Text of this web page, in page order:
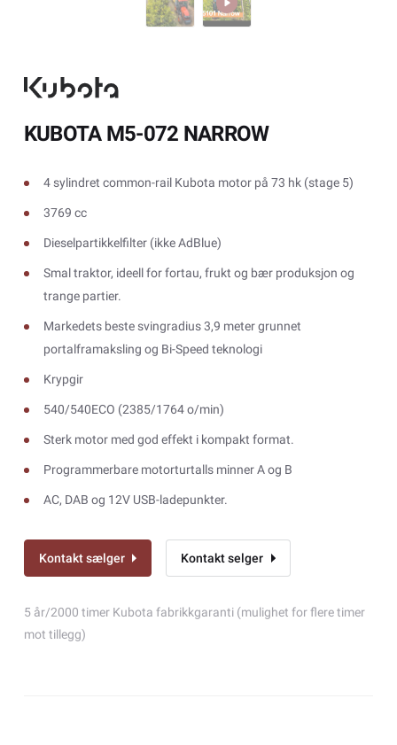
KUBOTA M5-072 NARROW
4 sylindret common-rail Kubota motor på 73 hk (stage 5)
3769 cc
Dieselpartikkelfilter (ikke AdBlue)
Smal traktor, ideell for fortau, frukt og bær produksjon og
trange partier.
Markedets beste svingradius 3,9 meter grunnet
portalframaksling og Bi-Speed teknologi
Krypgir
540/540ECO (2385/1764 o/min)
Sterk motor med god effekt i kompakt format.
Programmerbare motorturtalls minner A og B
AC, DAB og 12V USB-ladepunkter.
Kontakt sælger Kontakt selger
5 år/2000 timer Kubota fabrikkgaranti (mulighet for flere timer
mot tillegg)